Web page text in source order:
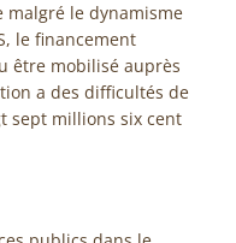
malgré le dynamisme
le financement
être mobilisé auprès
a des difficultés de
sept millions six cent